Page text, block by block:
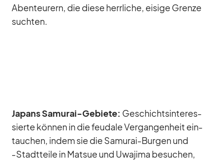
Aben­teu­rern, die diese herr­li­che, ei­sige Grenze
such­ten.
Ja­pans Sa­mu­rai-Ge­biete: Ge­schichts­in­ter­es­
sierte kön­nen in die feu­dale Ver­gan­gen­heit ein­
tau­chen, in­dem sie die Sa­mu­rai-Bur­gen und
‑Stadt­teile in Mat­sue und Uwa­jima be­su­chen,